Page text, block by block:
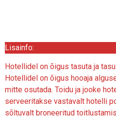
Lisainfo:
Hotellidel on õigus tasuta ja
Hotellidel on õigus hooaja
mitte osutada. Toidu ja jooke
serveeritakse vastavalt hotelli
sõltuvalt broneeritud